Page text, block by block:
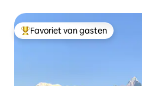
Topfavoriet van gasten
Favoriet van gasten